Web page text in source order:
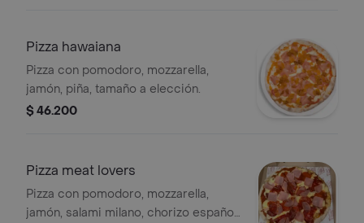
Pizza hawaiana
Pizza con pomodoro, mozzarella,
jamón, piña, tamaño a elección.
$ 46.200
Pizza meat lovers
Pizza con pomodoro, mozzarella,
jamón, salami milano, chorizo español,